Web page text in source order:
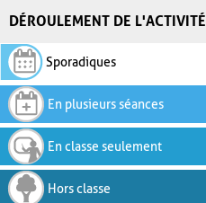
DÉROULEMENT DE L'ACTIVITÉ
Sporadiques
En plusieurs séances
En classe seulement
Hors classe